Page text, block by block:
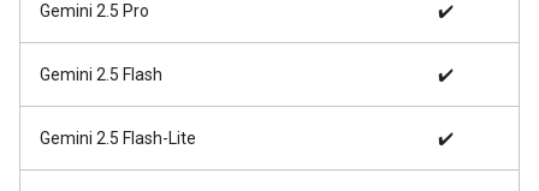
Gemini 2.5 Pro ✔️
Gemini 2.5 Flash ✔️
Gemini 2.5 Flash-Lite ✔️